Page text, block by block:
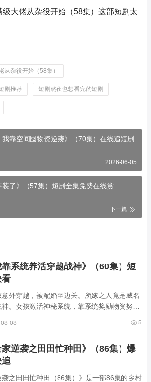
从杂役开始（58集）
剧推荐 短剧熬夜也想看完的短剧
我靠空间囤物资逆袭》（70集）在线追短剧
2026-06-05
装了》（57集）短剧全集免费在线赏
下一篇
靠系统养活穿越战神》（60集）短
看
外穿越，被配婚至边关。所嫁之人竟是威名
。女孩激活神秘系统，靠系统奖励物资努力
利。女孩与战神携手应对，凭借系统与智慧
5
08
家逆袭之田田忙种田》（86集）爆
袭之田田忙种田（86集）》是一部86集的乡村